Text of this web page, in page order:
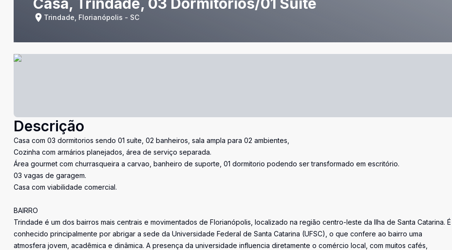
Trindade, Florianópolis - SC
Descrição
Casa com 03 dormitorios sendo 01 suíte, 02 banheiros, sala ampla para 02 ambientes,
Cozinha com armários planejados, área de serviço separada.
Área gourmet com churrasqueira a carvao, banheiro de suporte, 01 dormitorio podendo ser transformado em escritório.
03 vagas de garagem.
Casa com viabilidade comercial.
BAIRRO
Trindade é um dos bairros mais centrais e movimentados de Florianópolis, localizado na região centro-leste da Ilha de Santa Catarina. É
conhecido principalmente por abrigar a sede da Universidade Federal de Santa Catarina (UFSC), o que confere ao bairro uma
atmosfera jovem, acadêmica e dinâmica. A presença da universidade influencia diretamente o comércio local, com muitos cafés,